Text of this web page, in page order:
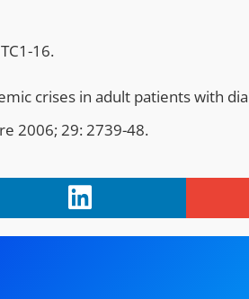
16.
crises in adult patients with
2006; 29: 2739-48.